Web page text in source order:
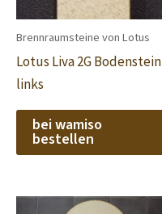
Brennraumsteine von Lotus
Lotus Liva 2G Bodenstein
links
bei wamiso
bestellen